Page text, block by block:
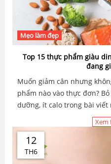
Mẹo làm đẹp
Top 15 thực phẩm giàu
đang
Muốn giảm cân nhưng
phẩm nào vào thực đơn?
dưỡng, ít calo trong bài viết
Xem
12
TH6